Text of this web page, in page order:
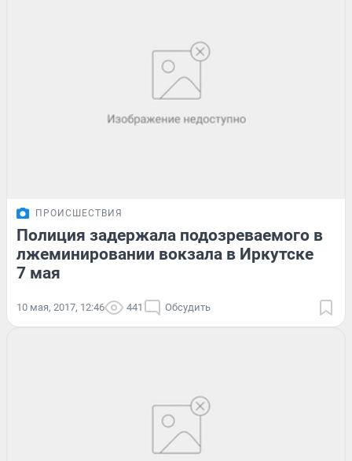
ПРОИСШЕСТВИЯ
Полиция задержала подозреваемого в
лжеминировании вокзала в Иркутске
7 мая
10 мая, 2017, 12:46 441 Обсудить